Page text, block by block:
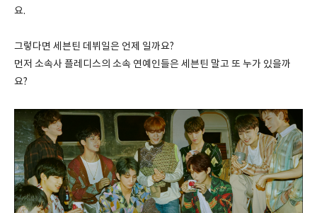
요.
그렇다면 세븐틴 데뷔일은 언제 일까요?
먼저 소속사 플레디스의 소속 연예인들은 세븐틴 말고 또 누가 있을까
요?